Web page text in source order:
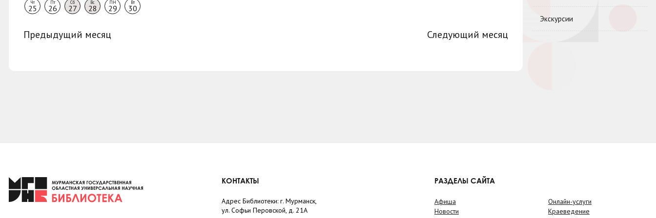
Чт
25
Пт
26
Сб
27
Вс
28
ПН
29
Вт
30
Предыдущий месяц Следующий месяц
Экскурсии
КОНТАКТЫ
Адрес Библиотеки: г. Мурманск,
ул. Софьи Перовской, д. 21А
РАЗДЕЛЫ САЙТА
Афиша
Новости
Онлайн-услуги
Краеведение